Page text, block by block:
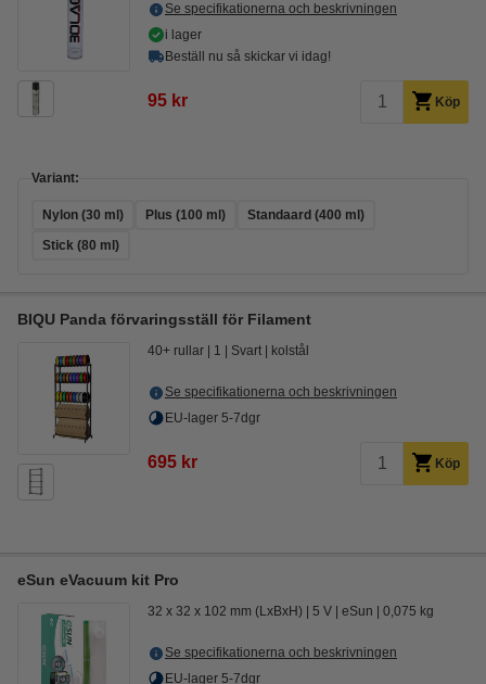
Se specifikationerna och beskrivningen
i lager
Beställ nu så skickar vi idag!
95 kr Köp
Variant:
Nylon (30 ml) Plus (100 ml)
Standaard (400 ml)
Stick (80 ml)
BIQU Panda förvaringsställ för Filament
40+ rullar 1 Svart kolstål
Se specifikationerna och beskrivningen
EU-lager 5-7dgr
695 kr Köp
eSun eVacuum kit Pro
32 x 32 x 102 mm (LxBxH) 5 V eSun 0,075 kg
Se specifikationerna och beskrivningen
EU-lager 5-7dgr